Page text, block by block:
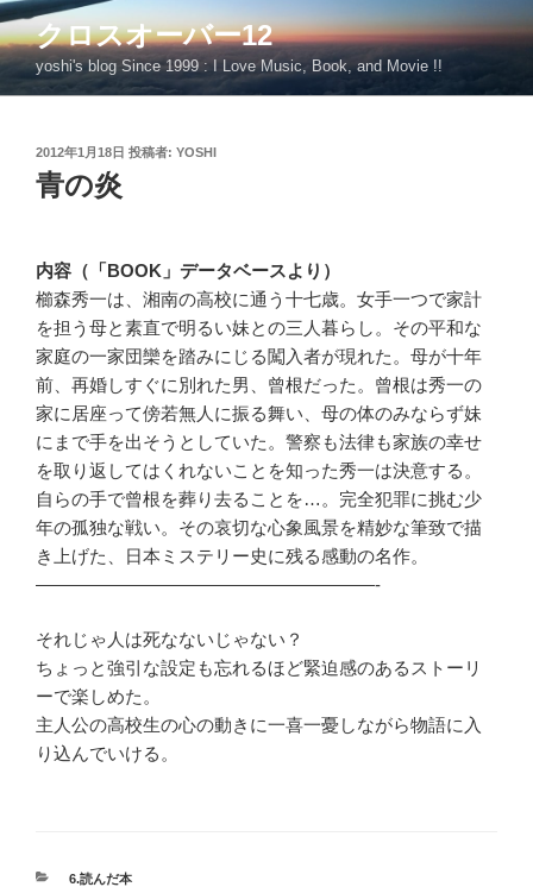
コ
ン
テ
ン
クロスオーバー12
yoshi's blog Since 1999 : I Love Music, Book, and Movie !!
投
稿
日:
2012年1月18日 投稿者: YOSHI
青の炎
内容（「BOOK」データベースより）
櫛森秀一は、湘南の高校に通う十七歳。女手一つで家計
を担う母と素直で明るい妹との三人暮らし。その平和な
家庭の一家団欒を踏みにじる闖入者が現れた。母が十年
前、再婚しすぐに別れた男、曾根だった。曾根は秀一の
家に居座って傍若無人に振る舞い、母の体のみならず妹
にまで手を出そうとしていた。警察も法律も家族の幸せ
を取り返してはくれないことを知った秀一は決意する。
自らの手で曾根を葬り去ることを…。完全犯罪に挑む少
年の孤独な戦い。その哀切な心象風景を精妙な筆致で描
き上げた、日本ミステリー史に残る感動の名作。
———————————————————-
それじゃ人は死なないじゃない？
ちょっと強引な設定も忘れるほど緊迫感のあるストーリ
ーで楽しめた。
主人公の高校生の心の動きに一喜一憂しながら物語に入
り込んでいける。
カ
6.読んだ本